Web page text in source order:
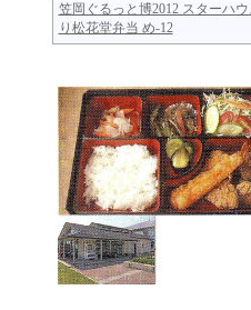
笠岡ぐるっと博2012 スターハ
り松花堂弁当 め-12